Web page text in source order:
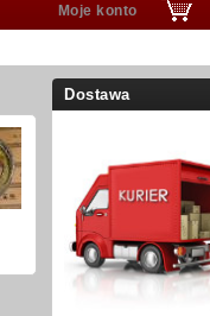
Moje konto
Dostawa